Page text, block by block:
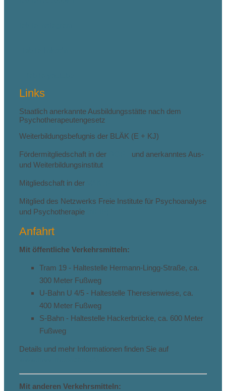
Links
Staatlich anerkannte Ausbildungsstätte nach dem
Psychotherapeutengesetz
Weiterbildungsbefugnis der BLÄK (E + KJ)
Fördermitgliedschaft in der
und anerkanntes Aus-
und Weiterbildungsinstitut
Mitgliedschaft in der
Mitglied des Netzwerks Freie Institute für Psychoanalyse
und Psychotherapie
Anfahrt
Mit öffentliche Verkehrsmitteln:
Tram 19 - Haltestelle Hermann-Lingg-Straße, ca.
300 Meter Fußweg
U-Bahn U 4/5 - Haltestelle Theresienwiese, ca.
400 Meter Fußweg
S-Bahn - Haltestelle Hackerbrücke, ca. 600 Meter
Fußweg
Details und mehr Informationen finden Sie auf
Mit anderen Verkehrsmitteln: